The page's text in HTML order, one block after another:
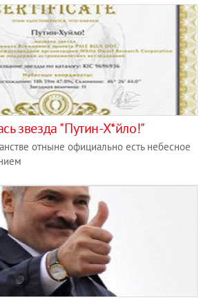
звезда "Путин-Х*йло!"
отныне официально есть небесное